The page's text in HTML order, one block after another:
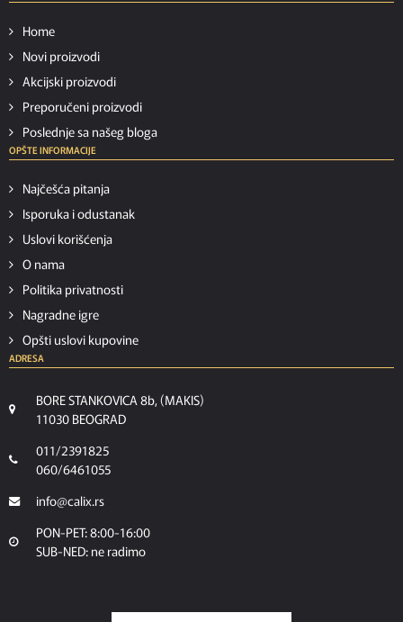
Home
Novi proizvodi
Akcijski proizvodi
Preporučeni proizvodi
Poslednje sa našeg bloga
OPŠTE INFORMACIJE
Najčešća pitanja
Isporuka i odustanak
Uslovi korišćenja
O nama
Politika privatnosti
Nagradne igre
Opšti uslovi kupovine
ADRESA
BORE STANKOVICA 8b, (MAKIS)
11030 BEOGRAD
011/2391825
060/6461055
info@calix.rs
PON-PET: 8:00-16:00
SUB-NED: ne radimo